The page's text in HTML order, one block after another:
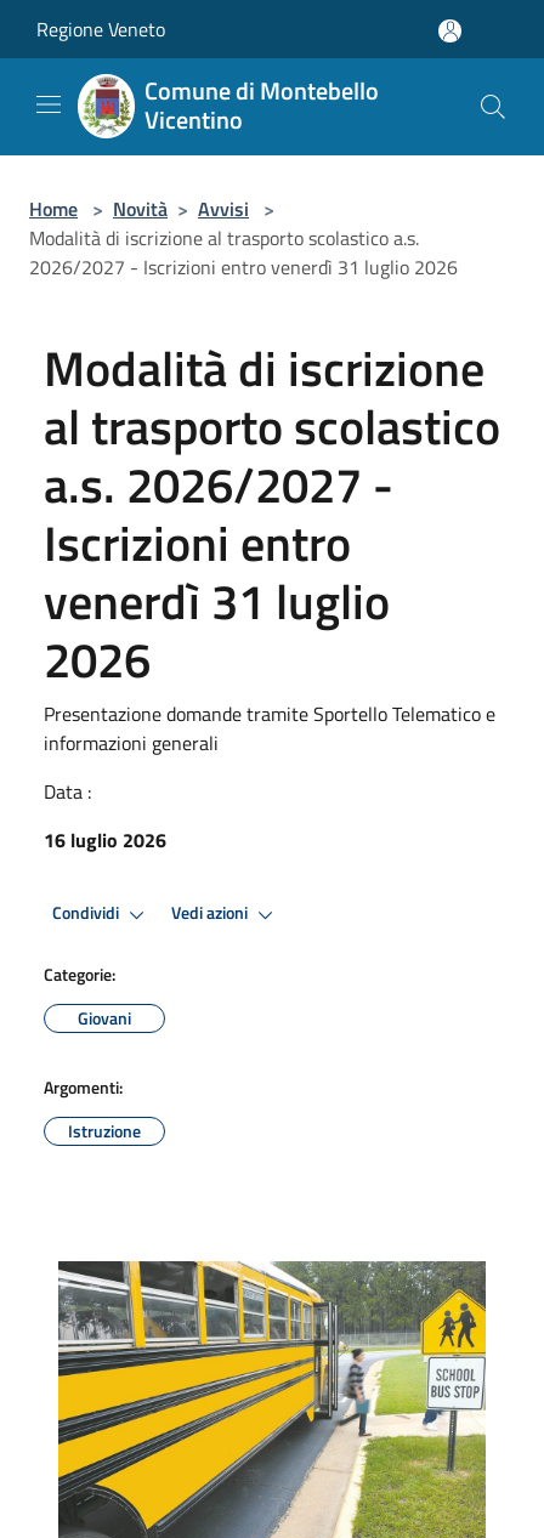
Regione Veneto
Comune di Montebello
Vicentino
Home > Novità > Avvisi >
Modalità di iscrizione al trasporto scolastico a.s.
2026/2027 - Iscrizioni entro venerdì 31 luglio 2026
Modalità di iscrizione
al trasporto scolastico
a.s. 2026/2027 -
Iscrizioni entro
venerdì 31 luglio
2026
Presentazione domande tramite Sportello Telematico e
informazioni generali
Data :
16 luglio 2026
Condividi Vedi azioni
Categorie:
Giovani
Argomenti:
Istruzione